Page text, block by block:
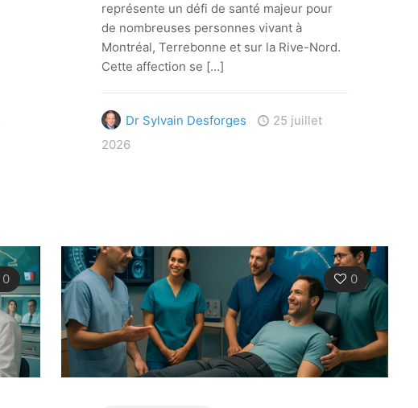
représente un défi de santé majeur pour
de nombreuses personnes vivant à
Montréal, Terrebonne et sur la Rive-Nord.
Cette affection se […]
Dr Sylvain Desforges
25 juillet
2026
0 0